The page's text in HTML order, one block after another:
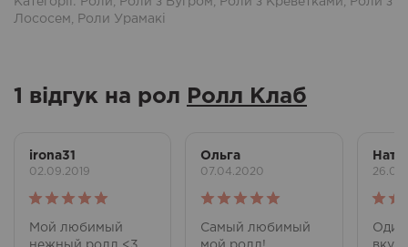
Лососем
Роли Урамакі
1 відгук на рол Ролл Клаб
irona31
02.09.2019
Оцінено в
5з 5
Мой любимый
Ольга
07.04.2020
Оцінено в
5з 5
Самый любимый
Ната
5з
Один